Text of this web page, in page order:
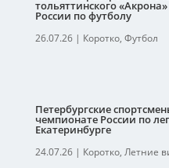
тольяттинского
России по футболу
26.07.26| Коротко, Футбол
Петербургские
чемпионате России по
Екатеринбурге
24.07.26| Коротко, Летние